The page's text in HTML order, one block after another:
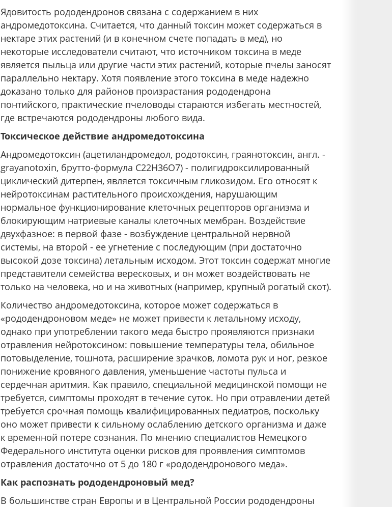
Ядовитость рододендронов связана с содержанием в них
андромедотоксина. Считается, что данный токсин может содержаться в
нектаре этих растений (и в конечном счете попадать в мед), но
некоторые исследователи считают, что источником токсина в меде
является пыльца или другие части этих растений, которые пчелы заносят
параллельно нектару. Хотя появление этого токсина в меде надежно
доказано только для районов произрастания рододендрона
понтийского, практические пчеловоды стараются избегать местностей,
где встречаются рододендроны любого вида.
Токсическое действие андромедотоксина
Андромедотоксин (ацетиландромедол, родотоксин, граянотоксин, англ. -
grayanotoxin, брутто-формула C22H36O7) - полигидроксилированный
циклический дитерпен, является токсичным гликозидом. Его относят к
нейротоксинам растительного происхождения, нарушающим
нормальное функционирование клеточных рецепторов организма и
блокирующим натриевые каналы клеточных мембран. Воздействие
двухфазное: в первой фазе - возбуждение центральной нервной
системы, на второй - ее угнетение с последующим (при достаточно
высокой дозе токсина) летальным исходом. Этот токсин содержат многие
представители семейства вересковых, и он может воздействовать не
только на человека, но и на животных (например, крупный рогатый скот).
Количество андромедотоксина, которое может содержаться в
«рододендроновом меде» не может привести к летальному исходу,
однако при употреблении такого меда быстро проявляются признаки
отравления нейротоксином: повышение температуры тела, обильное
потовыделение, тошнота, расширение зрачков, ломота рук и ног, резкое
понижение кровяного давления, уменьшение частоты пульса и
сердечная аритмия. Как правило, специальной медицинской помощи не
требуется, симптомы проходят в течение суток. Но при отравлении детей
требуется срочная помощь квалифицированных педиатров, поскольку
оно может привести к сильному ослаблению детского организма и даже
к временной потере сознания. По мнению специалистов Немецкого
Федерального института оценки рисков для проявления симптомов
отравления достаточно от 5 до 180 г «рододендронового меда».
Как распознать рододендроновый мед?
В большинстве стран Европы и в Центральной России рододендроны